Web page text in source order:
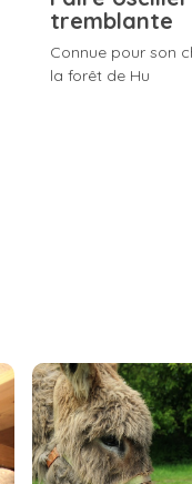
tremblante
Connue pour son
la forêt de Hu